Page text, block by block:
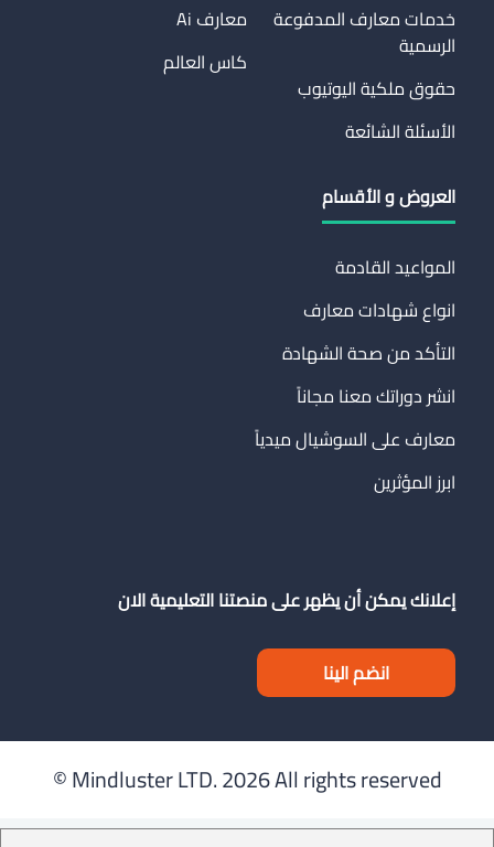
خدمات معارف المدفوعة
الرسمية
حقوق ملكية اليوتيوب
الأسئلة الشائعة
معارف Ai
كاس العالم
العروض و الأقسام
المواعيد القادمة
انواع شهادات معارف
التأكد من صحة الشهادة
انشر دوراتك معنا مجاناً
معارف على السوشيال ميدياً
ابرز المؤثرين
إعلانك يمكن أن يظهر على منصتنا التعليمية الان
انضم الينا
Mindluster LTD.2026 All rights reserved ©